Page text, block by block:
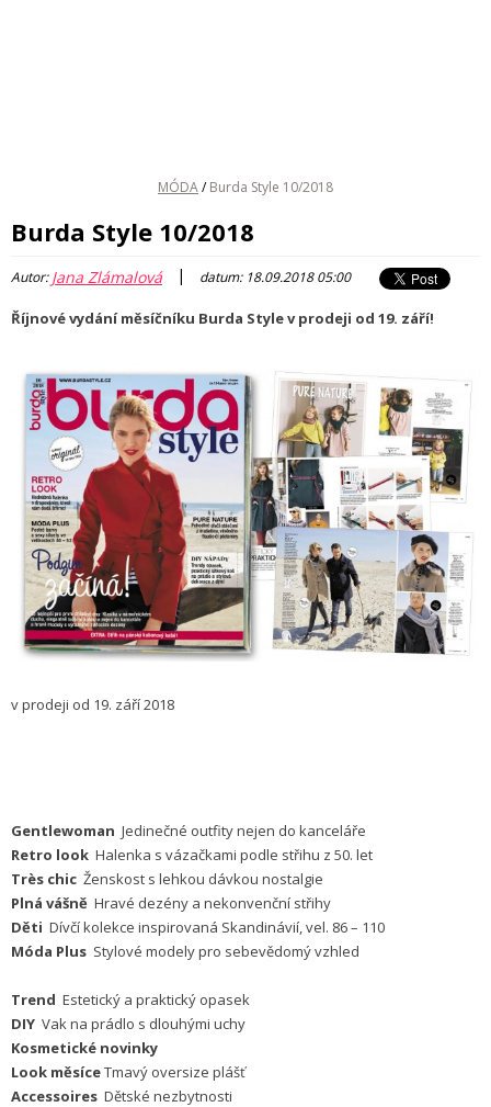
MÓDA/ Burda Style 10/2018
Burda Style 10/2018
Autor:Jana Zlámalová | datum: 18.09.2018 05:00
Říjnové vydání měsíčníku Burda Style v prodeji od 19. září!
v prodeji od 19. září 2018
Gentlewoman Jedinečné outfity nejen do kanceláře
Retro look Halenka s vázačkami podle střihu z 50. let
Très chic Ženskost s lehkou dávkou nostalgie
Plná vášně Hravé dezény a nekonvenční střihy
Děti Dívčí kolekce inspirovaná Skandinávií, vel. 86 – 110
Móda Plus Stylové modely pro sebevědomý vzhled
Trend Estetický a praktický opasek
DIY Vak na prádlo s dlouhými uchy
Kosmetické novinky
Look měsíceTmavý oversize plášť
Accessoires Dětské nezbytnosti